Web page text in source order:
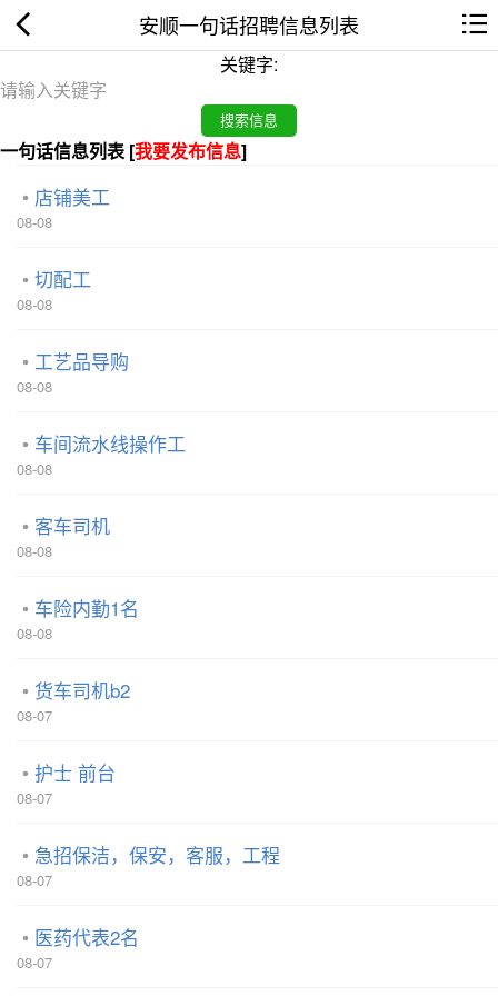
安顺一句话招聘信息列表
关键字:
一句话信息列表 [我要发布信息]
店铺美工
08-08
切配工
08-08
工艺品导购
08-08
车间流水线操作工
08-08
客车司机
08-08
车险内勤1名
08-08
货车司机b2
08-07
护士 前台
08-07
急招保洁，保安，客服，工程
08-07
医药代表2名
08-07